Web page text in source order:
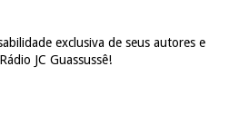
exclusiva de seus autores e
JC Guassussê!